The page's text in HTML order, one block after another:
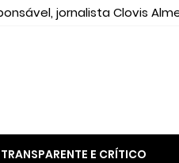
jornalista Clovis
E CRÍTICO